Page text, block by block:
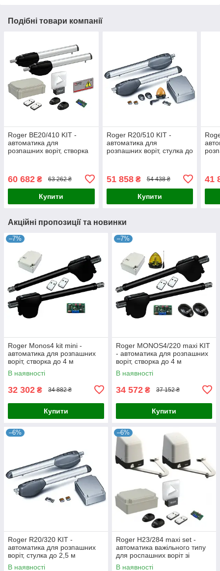
Подібні товари компанії
Roger BE20/410 KIT -
автоматика для
розпашних воріт, створка
60 682 ₴ 63 262 ₴
Купити
Roger R20/510 KIT -
автоматика для
розпашних воріт, стулка до
51 858₴ 54 438 ₴
Купити
41
Акційні пропозиції та новинки
–7%
Roger Monos4 kit mini -
автоматика для розпашних
воріт, створка до 4 м
В наявності
32 302 ₴ 34 882 ₴
Купити
–7%
Roger MONOS4/220 maxi KIT
- автоматика для розпашних
воріт, створка до 4 м
В наявності
34 572 ₴ 37 152 ₴
Купити
–6%
Roger R20/320 KIT -
автоматика для розпашних
воріт, стулка до 2,5 м
В наявності
–6%
Roger H23/284 maxi set -
автоматика важільного типу
для роспашних воріт зі
стулкою до 2,8 м та 300 кг
В наявності